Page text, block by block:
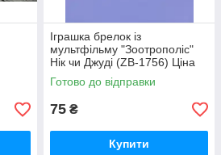
Іграшка брелок із
мультфільму "Зоотрополіс"
Нік чи Джуді (ZB-1756) Ціна
за 1 шт
Готово до відправки
75 ₴
Купити